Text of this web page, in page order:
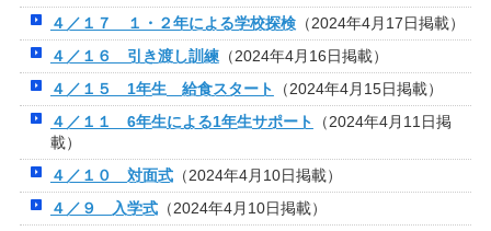
４／１７ １・２年による学校探検（2024年4月17日掲載）
４／１６ 引き渡し訓練（2024年4月16日掲載）
４／１５ 1年生 給食スタート
（2024年4月15日掲載）
４／１１ 6年生による1年生サポート
（2024年4月11日掲
載）
４／１０ 対面式（2024年4月10日掲載）
４／９ 入学式（2024年4月10日掲載）